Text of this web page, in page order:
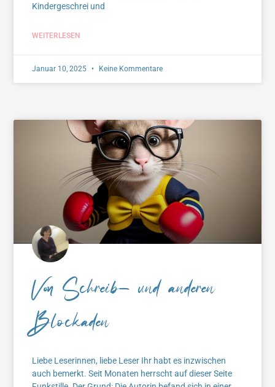
Kindergeschrei und
WEITERLESEN
Januar 10, 2025 Keine Kommentare
Von Schreib- und anderen
Blockaden
Liebe Leserinnen, liebe Leser Ihr habt es inzwischen
auch bemerkt. Seit Monaten herrscht auf dieser Seite